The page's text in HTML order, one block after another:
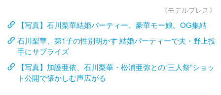
《モデルプレス》
【写真】石川梨華結婚パーティー、豪華モー娘。OG集結
石川梨華、第1子の性別明かす 結婚パーティーで夫・野上投
手にサプライズ
【写真】加護亜依、石川梨華・松浦亜弥との“三人祭”ショッ
ト公開で懐かしむ声広がる